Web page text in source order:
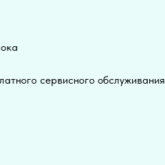
сервисного обслуживания